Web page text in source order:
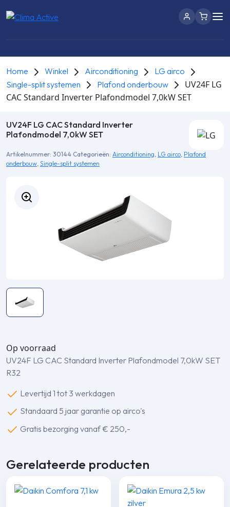
Home Winkel Airconditioning
LG airco
Single-split systemen
Plafond onderbouw
UV24F LG
CAC Standard Inverter Plafondmodel 7,0kW SET
UV24F LG CAC Standard Inverter
Plafondmodel 7,0kW SET
Artikelnummer: 30144 Categorieën: Airconditioning, LG airco, Plafond
onderbouw, Single-split systemen
Op voorraad
UV24F LG CAC Standard Inverter Plafondmodel 7,0kW SET
R32
Levertijd 1 tot 3 werkdagen
Standaard 5 jaar garantie op airco's
Gratis bezorging vanaf € 250,-
Gerelateerde producten